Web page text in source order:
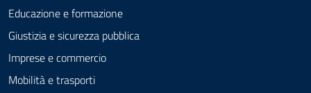
Educazione e formazione
Giustizia e sicurezza pubblica
Imprese e commercio
Mobilità e trasporti